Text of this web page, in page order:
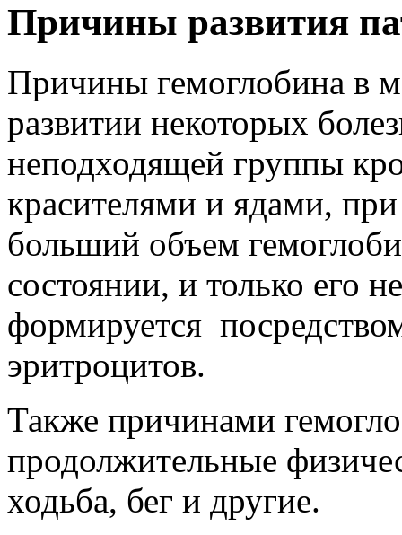
Причины развития
Причины гемоглобина в
развитии некоторых
неподходящей группы
красителями и ядами,
больший объем
состоянии, и только его
формируется
эритроцитов.
Также причинами
продолжительные
ходьба, бег и другие.